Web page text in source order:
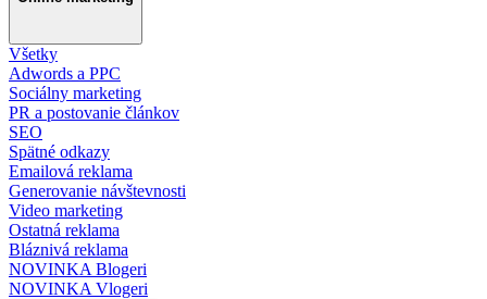
Všetky
Adwords a PPC
Sociálny marketing
PR a postovanie článkov
SEO
Spätné odkazy
Emailová reklama
Generovanie návštevnosti
Video marketing
Ostatná reklama
Bláznivá reklama
NOVINKA Blogeri
NOVINKA Vlogeri